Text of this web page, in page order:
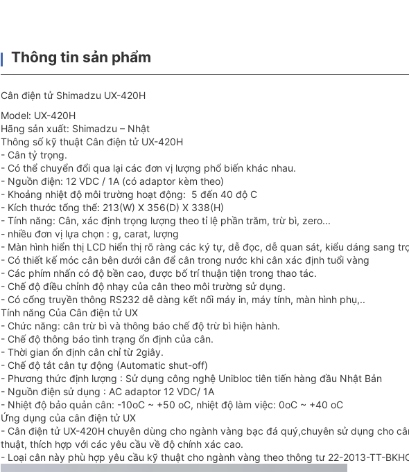
Thông tin sản phẩm
Cân điện tử Shimadzu UX-420H
Model: UX-420H
Hãng sản xuất: Shimadzu – Nhật
Thông số kỹ thuật Cân điện tử UX-420H
- Cân tỷ trọng.
- Có thể chuyển đổi qua lại các đơn vị lượng phổ biến khác nhau.
- Nguồn điện: 12 VDC / 1A (có adaptor kèm theo)
- Khoảng nhiệt độ môi trường hoạt động: 5 đến 40 độ C
- Kích thước tổng thể: 213(W) X 356(D) X 338(H)
- Tính năng: Cân, xác định trọng lượng theo tỉ lệ phần trăm, trừ bì, zero...
- nhiều đơn vị lựa chọn : g, carat, lượng
- Màn hình hiển thị LCD hiển thị rõ ràng các ký tự, dễ đọc, dễ quan sát, kiểu dáng sang
- Có thiết kế móc cân bên dưới cân để cân trong nước khi cân xác định tuổi vàng
- Các phím nhấn có độ bền cao, được bố trí thuận tiện trong thao tác.
- Chế độ điều chỉnh độ nhạy của cân theo môi trường sử dụng.
- Có cổng truyền thông RS232 dễ dàng kết nối máy in, máy tính, màn hình phụ,..
Tính năng Của Cân điện tử UX
- Chức năng: cân trừ bì và thông báo chế độ trừ bì hiện hành.
- Chế độ thông báo tình trạng ổn định của cân.
- Thời gian ổn định cân chỉ từ 2giây.
- Chế độ tắt cân tự động (Automatic shut-off)
- Phương thức định lượng : Sử dụng công nghệ Unibloc tiên tiến hàng đầu Nhật Bản
- Nguồn điện sử dụng : AC adaptor 12 VDC/ 1A
- Nhiệt độ bảo quản cân: -10oC ~ +50 oC, nhiệt độ làm việc: 0oC ~ +40 oC
Ứng dụng của cân điện tử UX
- Cân điện tử UX-420H chuyên dùng cho ngành vàng bạc đá quý,chuyên sử dụng cho
thuật, thích hợp với các yêu cầu về độ chính xác cao.
- Loại cân này phù hợp yêu cầu kỹ thuật cho ngành vàng theo thông tư 22-2013-TT-